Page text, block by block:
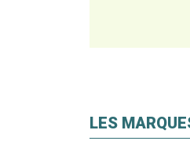
LES